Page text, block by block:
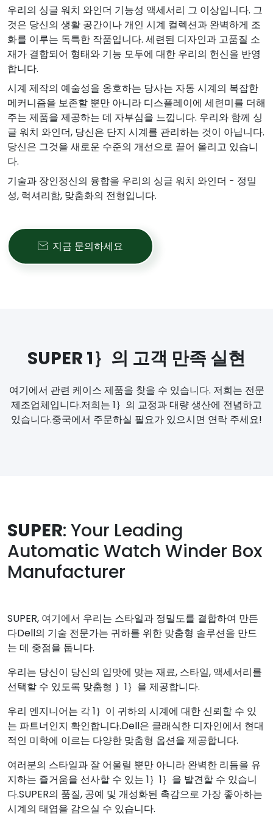
우리의 싱글 워치 와인더 기능성 액세서리 그 이상입니다. 그
것은 당신의 생활 공간이나 개인 시계 컬렉션과 완벽하게 조
화를 이루는 독특한 작품입니다. 세련된 디자인과 고품질 소
재가 결합되어 형태와 기능 모두에 대한 우리의 헌신을 반영
합니다.
시계 제작의 예술성을 옹호하는 당사는 자동 시계의 복잡한
메커니즘을 보존할 뿐만 아니라 디스플레이에 세련미를 더해
주는 제품을 제공하는 데 자부심을 느낍니다. 우리와 함께 싱
글 워치 와인더, 당신은 단지 시계를 관리하는 것이 아닙니다.
당신은 그것을 새로운 수준의 개선으로 끌어 올리고 있습니
다.
기술과 장인정신의 융합을 우리의 싱글 워치 와인더 - 정밀
성, 럭셔리함, 맞춤화의 전형입니다.
 지금 문의하세요
SUPER 1｝의 고객 만족 실현
여기에서 관련 케이스 제품을 찾을 수 있습니다. 저희는 전문
제조업체입니다.저희는 1｝의 교정과 대량 생산에 전념하고
있습니다.중국에서 주문하실 필요가 있으시면 연락 주세요!
SUPER: Your Leading
Automatic Watch Winder Box
Manufacturer
SUPER, 여기에서 우리는 스타일과 정밀도를 결합하여 만든
다Dell의 기술 전문가는 귀하를 위한 맞춤형 솔루션을 만드
는 데 중점을 둡니다.
우리는 당신이 당신의 입맛에 맞는 재료, 스타일, 액세서리를
선택할 수 있도록 맞춤형 ｝1｝을 제공합니다.
우리 엔지니어는 각 1｝이 귀하의 시계에 대한 신뢰할 수 있
는 파트너인지 확인합니다.Dell은 클래식한 디자인에서 현대
적인 미학에 이르는 다양한 맞춤형 옵션을 제공합니다.
여러분의 스타일과 잘 어울릴 뿐만 아니라 완벽한 리듬을 유
지하는 즐거움을 선사할 수 있는 1｝1｝을 발견할 수 있습니
다.SUPER의 품질, 공예 및 개성화된 촉감으로 가장 좋아하는
시계의 태엽을 감으실 수 있습니다.